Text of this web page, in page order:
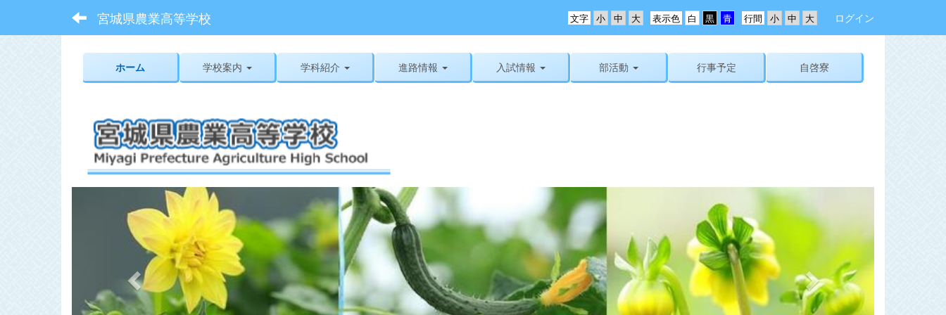
宮城県農業高等学校 行間
表示色
文字 ログイン
ホーム 学校案内 学科紹介 進路情報 入試情報 部活動 行事予定 自啓寮
r
e
i
o
e
x
t